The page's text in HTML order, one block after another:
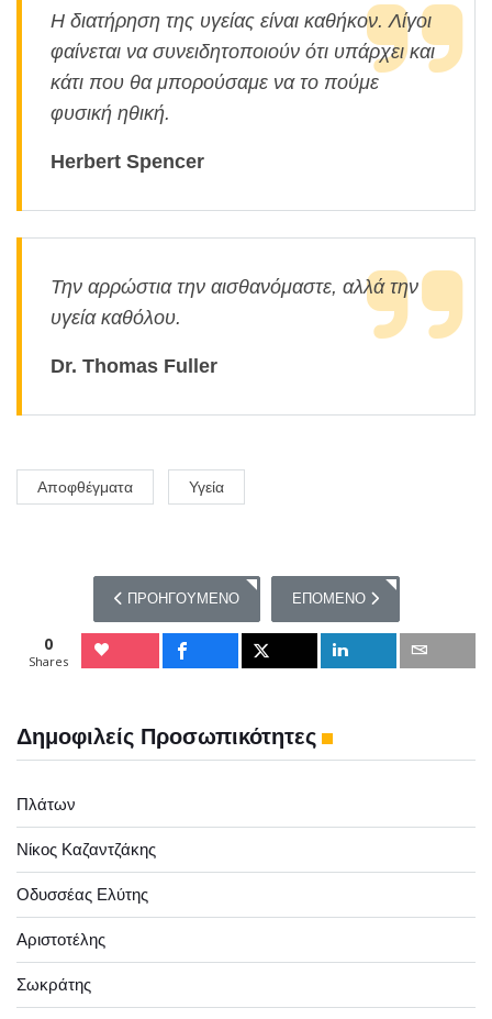
Δημοφιλείς Προσωπικότητες
Πλάτων
Νίκος Καζαντζάκης
Οδυσσέας Ελύτης
Αριστοτέλης
Σωκράτης
Η διατήρηση της υγείας είναι καθήκον. Λίγοι
φαίνεται να συνειδητοποιούν ότι υπάρχει και
κάτι που θα μπορούσαμε να το πούμε
φυσική ηθική.
Herbert Spencer
Την αρρώστια την αισθανόμαστε, αλλά την
υγεία καθόλου.
Dr. Thomas Fuller
Αποφθέγματα Υγεία
ΠΡΟΗΓΟΎΜΕΝΟ ΆΡΘΡΟ: 20 ΑΠΟΦΘΈΓΜΑΤΑ ΓΙΑ ΤΗΝ
ΠΡΟΗΓΟΎΜΕΝΟ ΕΠΌΜΕΝΟ ΆΡΘΡΟ: 20
ΕΠΌΜΕΝΟ
0
Shares